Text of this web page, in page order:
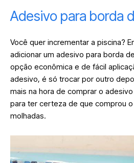
Adesivo para borda
Você quer incrementar a piscina?
adicionar um adesivo para borda
opção econômica e de fácil
adesivo, é só trocar por outro
mais na hora de comprar o
para ter certeza de que comprou
molhadas.